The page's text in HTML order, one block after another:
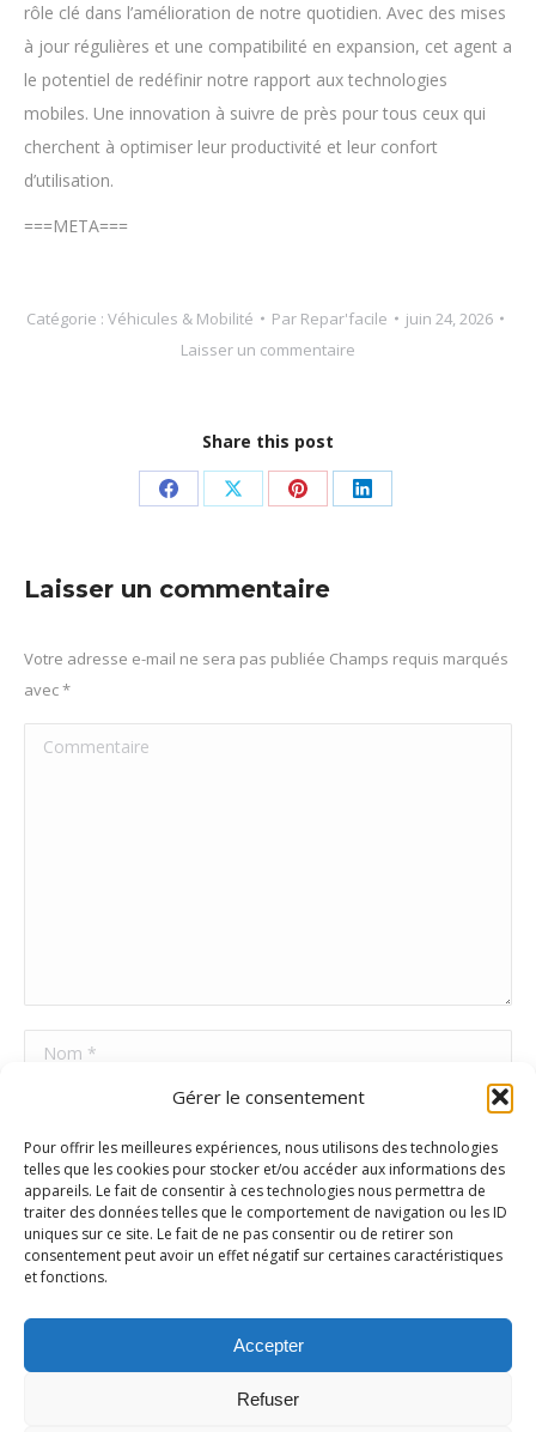
Gérer le consentement
Pour offrir les meilleures expériences, nous utilisons des technologies
telles que les cookies pour stocker et/ou accéder aux informations des
appareils. Le fait de consentir à ces technologies nous permettra de
traiter des données telles que le comportement de navigation ou les ID
uniques sur ce site. Le fait de ne pas consentir ou de retirer son
consentement peut avoir un effet négatif sur certaines caractéristiques
et fonctions.
Accepter
Refuser
rôle clé dans l’amélioration de notre quotidien. Avec des mises
à jour régulières et une compatibilité en expansion, cet agent a
le potentiel de redéfinir notre rapport aux technologies
mobiles. Une innovation à suivre de près pour tous ceux qui
cherchent à optimiser leur productivité et leur confort
d’utilisation.
===META===
Catégorie : Véhicules & Mobilité Par Repar'facile
juin 24, 2026
Laisser un commentaire
Share this post
PartagerPartagerPartager
Pinterest
Partager
Laisser un commentaire
Votre adresse e-mail ne sera pas publiée Champs requis marqués
avec*
Commentaire
Nom *
Site Web
Poster commentaire